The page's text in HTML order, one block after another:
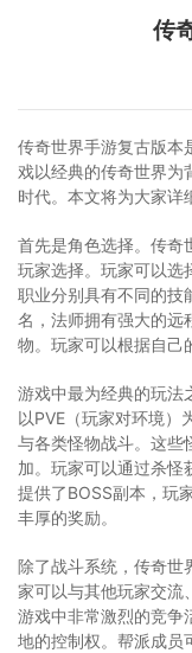
传
传奇世界手游复古版本
戏以经典的传奇世界为
时代。本文将为大家详
首先是角色选择。传奇
玩家选择。玩家可以选
职业分别具有不同的技
名，法师拥有强大的远
物。玩家可以根据自己
游戏中最为经典的玩法
以PVE（玩家对环境）
与各类怪物战斗。这些
加。玩家可以通过杀怪
提供了BOSS副本，玩
丰厚的奖励。
除了战斗系统，传奇世
家可以与其他玩家交流
游戏中非常激烈的竞争
地的控制权。帮派成员